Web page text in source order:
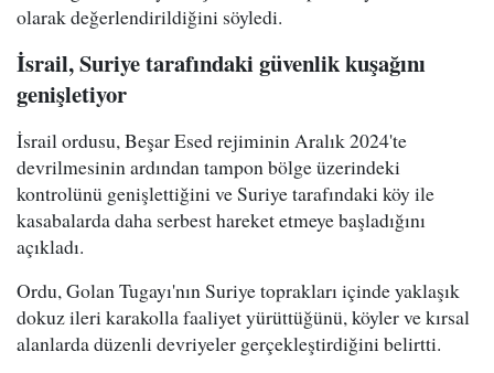
olarak değerlendirildiğini söyledi.
İsrail, Suriye tarafındaki güvenlik kuşağını
genişletiyor
İsrail ordusu, Beşar Esed rejiminin Aralık 2024'te
devrilmesinin ardından tampon bölge üzerindeki
kontrolünü genişlettiğini ve Suriye tarafındaki köy ile
kasabalarda daha serbest hareket etmeye başladığını
açıkladı.
Ordu, Golan Tugayı'nın Suriye toprakları içinde yaklaşık
dokuz ileri karakolla faaliyet yürüttüğünü, köyler ve kırsal
alanlarda düzenli devriyeler gerçekleştirdiğini belirtti.